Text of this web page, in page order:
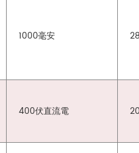
1000毫安
400伏直流電